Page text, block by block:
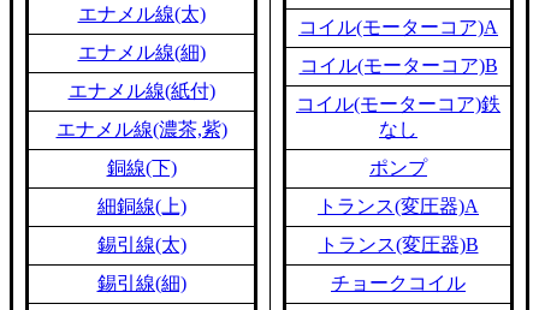
エナメル線(太)
エナメル線(細)
エナメル線(紙付)
エナメル線(濃茶,紫)
銅線(下)
細銅線(上)
錫引線(太)
錫引線(細)
コイル(モーターコア)A
コイル(モーターコア)B
コイル(モーターコア)鉄
なし
ポンプ
トランス(変圧器)A
トランス(変圧器)B
チョークコイル